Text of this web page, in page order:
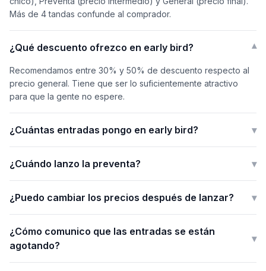
Más de 4 tandas confunde al comprador.
¿Qué descuento ofrezco en early bird? ▾
Recomendamos entre 30% y 50% de descuento respecto al
precio general. Tiene que ser lo suficientemente atractivo
para que la gente no espere.
¿Cuántas entradas pongo en early bird? ▾
¿Cuándo lanzo la preventa? ▾
¿Puedo cambiar los precios después de lanzar? ▾
¿Cómo comunico que las entradas se están
agotando?
▾